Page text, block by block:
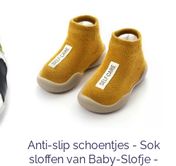
Anti-slip schoentjes - Sok
sloffen van Baby-Slofje -